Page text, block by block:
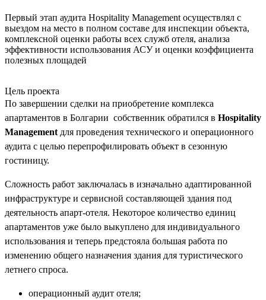
Первый этап аудита Hospitality Management осуществлял с
выездом на место в полном составе для инспекции объекта,
комплексной оценки работы всех служб отеля, анализа
эффективности использования АСУ и оценки коэффициента
полезных площадей
Цель проекта
По завершении сделки на приобретение комплекса
апартаментов в Болгарии собственник обратился в Hospitality
Management для проведения технического и операционного
аудита с целью перепрофилировать объект в сезонную
гостиницу.
Сложность работ заключалась в изначально адаптированной
инфраструктуре и сервисной составляющей здания под
деятельность апарт-отеля. Некоторое количество единиц
апартаментов уже было выкуплено для индивидуального
использования и теперь предстояла большая работа по
изменению общего назначения здания для туристического
летнего спроса.
операционный аудит отеля;